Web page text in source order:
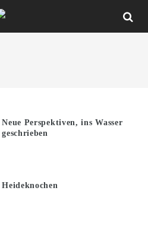
Neue Perspektiven, ins Wasser
geschrieben
Heideknochen